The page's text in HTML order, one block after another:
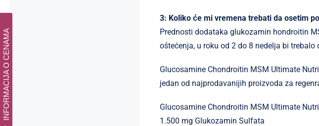
3: Koliko će mi vremena trebati da osetim
Prednosti dodataka glukozamin hondroitin
oštećenja, u roku od 2 do 8 nedelja bi trebalo
Glucosamine Chondroitin MSM Ultimate
jedan od najprodavanijih proizvoda za
Glucosamine Chondroitin MSM Ultimate
1.500 mg Glukozamin Sulfata
INFORMACIJA O CENAMA